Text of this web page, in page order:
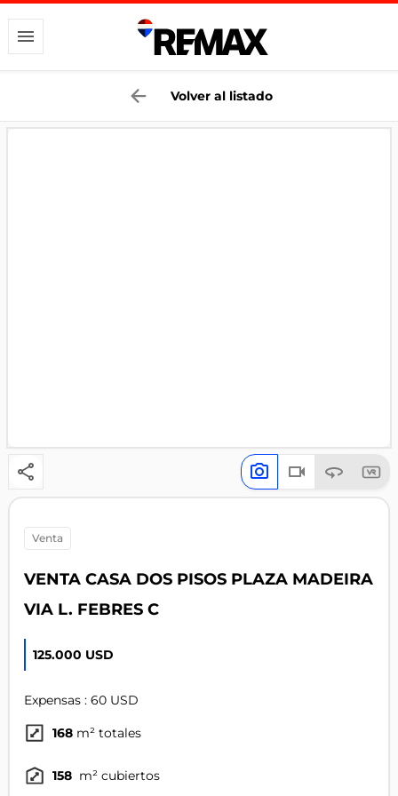
Volver al listado
venta
VENTA CASA DOS PISOS PLAZA MADEIRA
VIA L. FEBRES C
125.000 USD
Expensas : 60 USD
168 m² totales
158 m² cubiertos